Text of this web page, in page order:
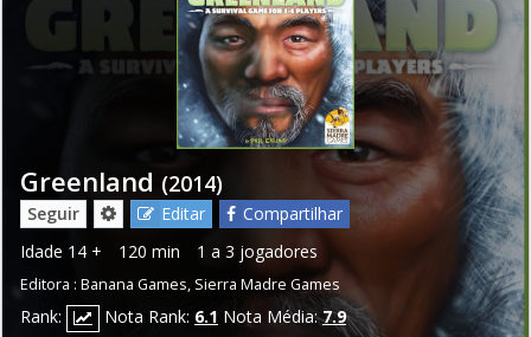
Greenland (2014)
Seguir Editar
Compartilhar
Idade 14 + 120 min 1 a 3 jogadores
Editora : Banana Games, Sierra Madre Games
Rank: Nota Rank: 6.1 Nota Média:7.9